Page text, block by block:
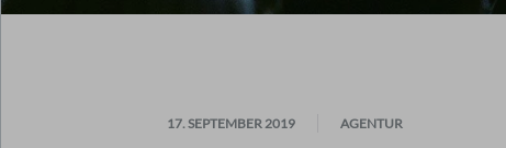
17. SEPTEMBER 2019 AGENTUR